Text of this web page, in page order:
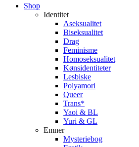
Close
Shop
Identitet
Aseksualitet
Biseksualitet
Drag
Feminisme
Homoseksualitet
Kønsidentiteter
Lesbiske
Polyamori
Queer
Trans*
Yaoi & BL
Yuri & GL
Emner
Mysteriebog